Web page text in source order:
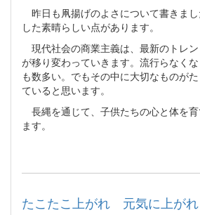
昨日も凧揚げのよさについて書きま
した素晴らしい点があります。
現代社会の商業主義は、最新のトレ
が移り変わっていきます。流行らなく
も数多い。でもその中に大切なものが
ていると思います。
長縄を通じて、子供たちの心と体を
ます。
たこたこ上がれ 元気に上がれ